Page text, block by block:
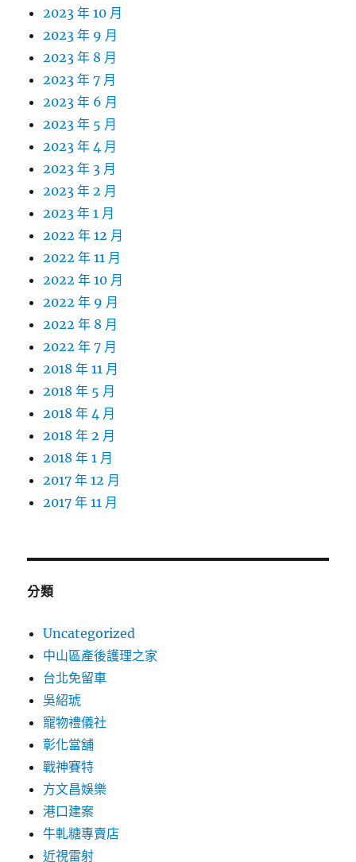
2023 年 10 月
2023 年 9 月
2023 年 8 月
2023 年 7 月
2023 年 6 月
2023 年 5 月
2023 年 4 月
2023 年 3 月
2023 年 2 月
2023 年 1 月
2022 年 12 月
2022 年 11 月
2022 年 10 月
2022 年 9 月
2022 年 8 月
2022 年 7 月
2018 年 11 月
2018 年 5 月
2018 年 4 月
2018 年 2 月
2018 年 1 月
2017 年 12 月
2017 年 11 月
分類
Uncategorized
中山區產後護理之家
台北免留車
吳紹琥
寵物禮儀社
彰化當舖
戰神賽特
方文昌娛樂
港口建案
牛軋糖專賣店
近視雷射